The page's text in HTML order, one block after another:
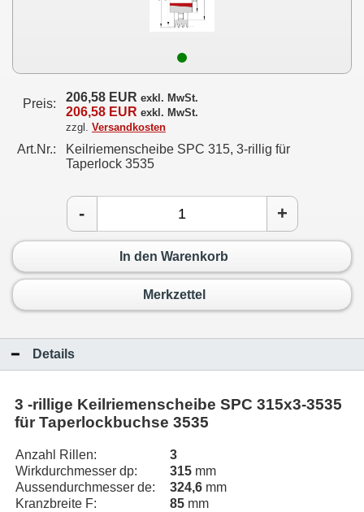
Preis: 206,58 EUR exkl. MwSt.
206,58 EUR exkl. MwSt.
zzgl. Versandkosten
Art.Nr.:
Keilriemenscheibe SPC 315, 3-rillig für
Taperlock 3535
- +
In den Warenkorb
Merkzettel
Details
3 -rillige Keilriemenscheibe SPC 315x3-3535
für Taperlockbuchse 3535
Anzahl Rillen:
3
Wirkdurchmesser dp:
315 mm
Aussendurchmesser de:
324,6 mm
Kranzbreite F:
85 mm